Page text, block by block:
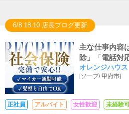
6/8 18:10 店長ブログ更新
主な仕事内容
除」「電話対
す。
オレンジハウス
[ソープ/甲府市]
正社員 アルバイト 女性歓迎 未経験